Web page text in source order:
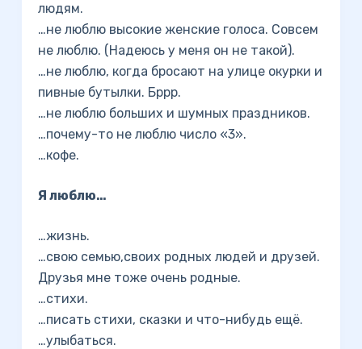
людям.
…не люблю высокие женские голоса. Совсем
не люблю. (Надеюсь у меня он не такой).
…не люблю, когда бросают на улице окурки и
пивные бутылки. Бррр.
…не люблю больших и шумных праздников.
…почему-то не люблю число «3».
…кофе.
Я люблю…
…жизнь.
…свою семью,своих родных людей и друзей.
Друзья мне тоже очень родные.
…стихи.
…писать стихи, сказки и что-нибудь ещё.
…улыбаться.